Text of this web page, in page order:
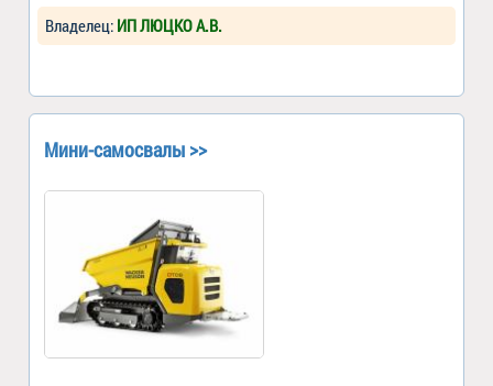
Владелец: ИП ЛЮЦКО А.В.
Мини-самосвалы >>